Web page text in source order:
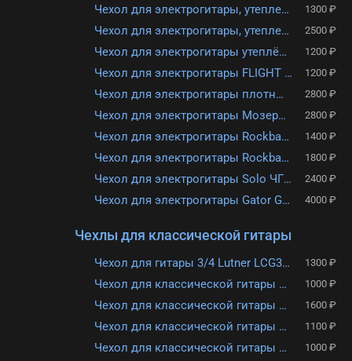
Чехол для электрогитары, утепленный Ы—Марка YM-eh-2u Искра 1300 ₽
Чехол для электрогитары, утепленный, хаки Lutner LEG-31 2500 ₽
Чехол для электрогитары утеплённый Лютнер ЛЧГЭ1 1200 ₽
Чехол для электрогитары FLIGHT FBG-3055 1200 ₽
Чехол для электрогитары плотный Lutner LEG-4 2800 ₽
Чехол для электрогитары Мозеръ BGE-1 2800 ₽
Чехол для электрогитары Rockbag RB20526B 1400 ₽
Чехол для электрогитары Rockbag RB20516(B, BL) 1800 ₽
Чехол для электрогитары Solo ЧГЭ-4 2400 ₽
Чехол для электрогитары Gator GBE-EXTREME-1 4000 ₽
Чехлы для классической гитары
Чехол для гитары 3/4 Lutner LCG34-2 1300 ₽
Чехол для классической гитары размером 1/2 MEZZO MZ-ChGC-1/2 1000 ₽
Чехол для классической гитары MARTIN ROMAS ГК-3 серый 1600 ₽
Чехол для классической гитары Lutner LCG-2 1100 ₽
Чехол для классической гитары MARTIN ROMAS ГК-2 синий 1000 ₽